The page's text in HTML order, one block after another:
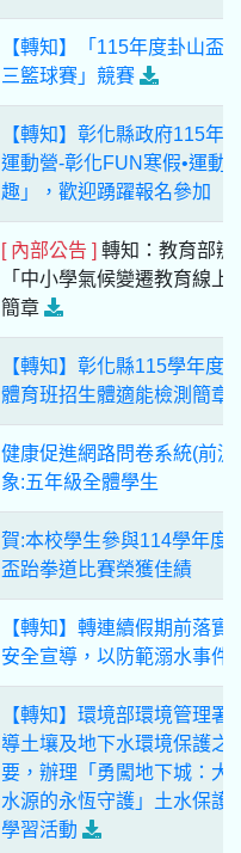
【轉知】「115年度卦山盃
三籃球賽」競賽
【轉知】彰化縣政府115年
運動營-彰化FUN寒假•運動
趣」，歡迎踴躍報名參加
[ 內部公告 ] 轉知：教育部辦
「中小學氣候變遷教育線上
簡章
【轉知】彰化縣115學年度
體育班招生體適能檢測簡章
健康促進網路問卷系統(前測
象:五年級全體學生
賀:本校學生參與114學年度
盃跆拳道比賽榮獲佳績
【轉知】轉連續假期前落實
安全宣導，以防範溺水事件
【轉知】環境部環境管理署
導土壤及地下水環境保護之
要，辦理「勇闖地下城：大
水源的永恆守護」土水保護
學習活動